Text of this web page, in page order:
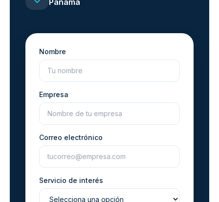
Panamá
Nombre
Empresa
Correo electrónico
Servicio de interés